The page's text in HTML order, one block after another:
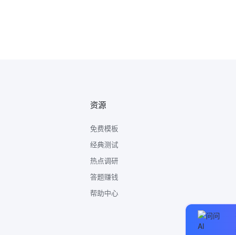
资源
免费模板
经典测试
热点调研
答题赚钱
帮助中心